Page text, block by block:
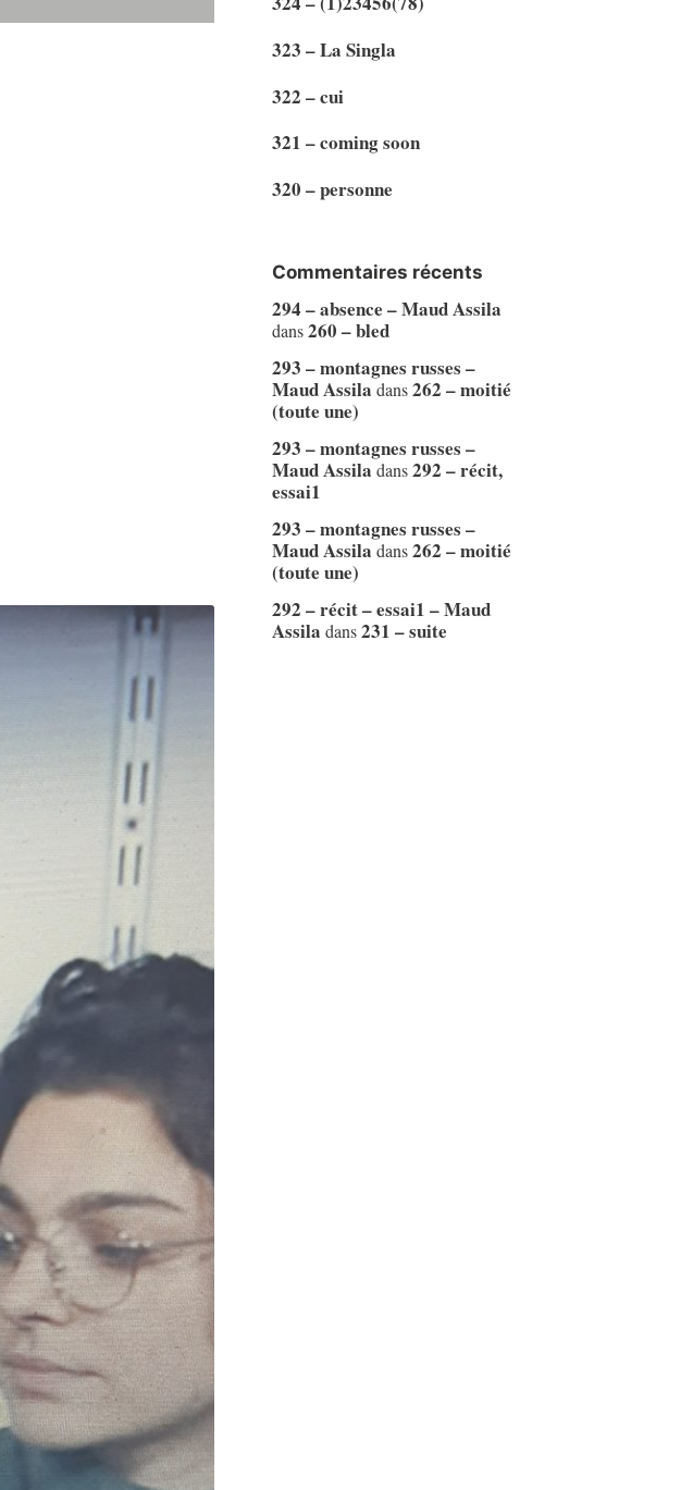
323 – La Singla
322 – cui
321 – coming soon
320 – personne
Commentaires récents
294 – absence – Maud Assila
dans260 – bled
293 – montagnes russes –
Maud Assila dans262 – moitié
(toute une)
293 – montagnes russes –
Maud Assila dans292 – récit,
essai1
293 – montagnes russes –
Maud Assila dans262 – moitié
(toute une)
292 – récit – essai1 – Maud
Assila dans231 – suite